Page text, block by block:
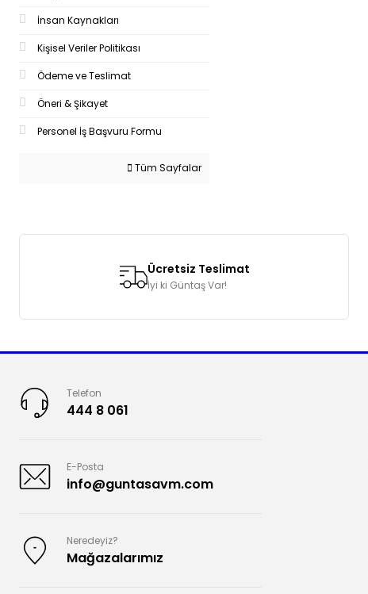
İnsan Kaynakları
Kişisel Veriler Politikası
Ödeme ve Teslimat
Öneri & Şikayet
Personel İş Başvuru Formu
Tüm Sayfalar
Ücretsiz Teslimat
İyi ki Güntaş Var!
Telefon
444 8 061
E-Posta
info@guntasavm.com
Neredeyiz?
Mağazalarımız